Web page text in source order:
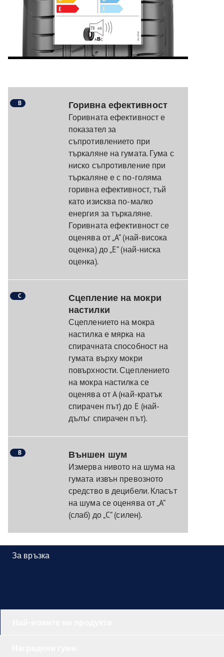
B Горивна ефективност
Горивната ефективност е
показател за
съпротивлението при
търкаляне на гумата. Гума с
ниско съпротивление при
търкаляне е с по-голяма
горивна ефективност, тъй
като изисква по-малко
енергия за търкаляне.
Горивната ефективност се
оценява от „A“ (най-висока
оценка) до „E“ (най-ниска
оценка).
C
Сцепление на мокри
настилки
Сцеплението на мокра
настилка е мярка на
спирачната способност на
гумата върху мокри
повърхности. Сцеплението
на мокра настилка се
оценява от A (най-кратък
спирачен път) до E (най-
дълъг спирачен път).
B Външен шум
Измерва нивото на шума на
гумата извън превозното
средство в децибели. Класът
на шума се оценява от „A“
(слаб) до „C“ (силен).
За връзка